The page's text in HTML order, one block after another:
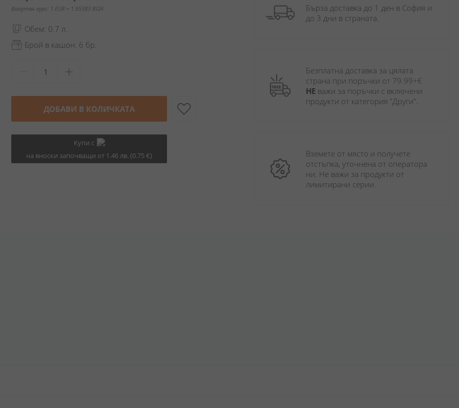
Валутен курс: 1 EUR = 1.95583 BGN
Обем: 0.7 л.
Брой в кашон: 6 бр.
ДОБАВИ В КОЛИЧКАТА
Купи с
на вноски започващи от 1.46 лв. (0.75 €)
Бърза доставка до 1 ден в София и
до 3 дни в страната.
Безплатна доставка за цялата
НЕ важи за поръчки с включени
продукти от категория "Други".
Вземете от място и получете
отстъпка, уточнена от оператора
ни. Не важи за продукти от
лимитирани серии.